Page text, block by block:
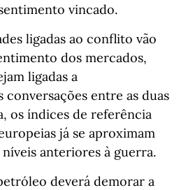
vincado.
ligadas ao conflito vão
dos mercados,
ligadas a
conversações entre as duas
os índices de referência
já se aproximam
anteriores à guerra.
deverá demorar a